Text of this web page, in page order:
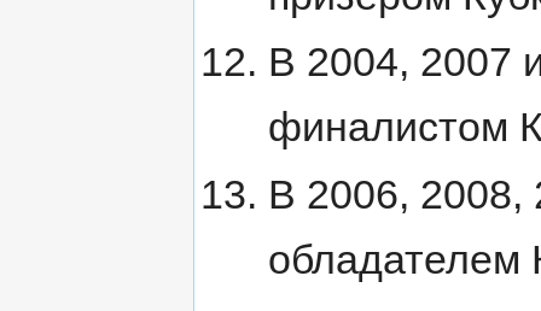
В 2004, 2007
финалистом
В 2006, 2008,
обладателем